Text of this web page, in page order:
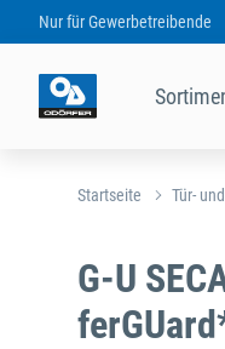
Nur fürGewerbetreibende
Startseite Tür-
G-U